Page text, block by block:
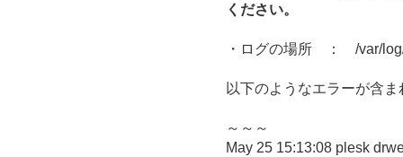
ください。
・ログの場所 ： /var/
以下のようなエラーが含
～～～
May 25 15:13:08 plesk